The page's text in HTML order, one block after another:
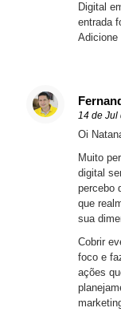
Digital
entrada
14 de Jul
Oi
Muito
digital
percebo
que
sua
Cobrir
foco e
ações